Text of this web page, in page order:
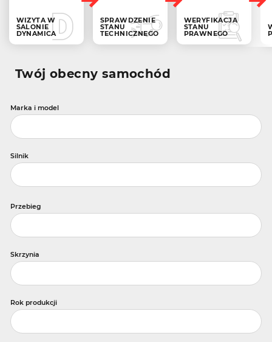
WIZYTA W
SALONIE
DYNAMICA
SPRAWDZENIE
STANU
TECHNICZNEGO
WERYFIKACJA
STANU
PRAWNEGO
Twój obecny samochód
Marka i model
Silnik
Przebieg
Skrzynia
Rok produkcji